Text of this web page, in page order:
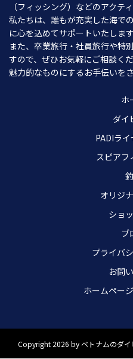
（フィッシング）などのアクテ
私たちは、誰もが充実した海で
に心を込めてサポートいたします
また、卒業旅行・社員旅行や特
すので、ぜひお気軽にご相談く
魅力的なものにするお手伝いを
ホ
ダイ
PADIラ
スピアフ
オリジ
ショ
ブ
プライバ
お問
ホームペー
Copyright 2026 by ベトナムのダイ